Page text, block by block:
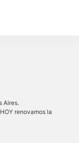
Aires.
renovamos la